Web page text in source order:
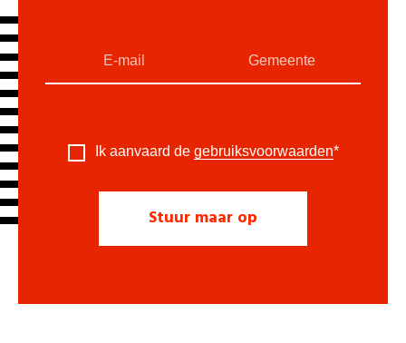
Ik aanvaard de gebruiksvoorwaarden*